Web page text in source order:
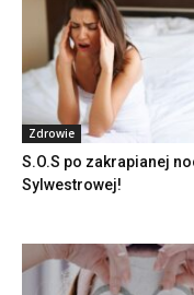
Zdrowie
S.O.S po zakrapianej
Sylwestrowej!